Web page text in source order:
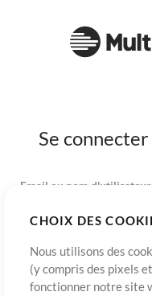
CHOIX DES
Nous utilisons des
(y compris des pixels
fonctionner notre site
Se
Email ou nom d'utilisateur